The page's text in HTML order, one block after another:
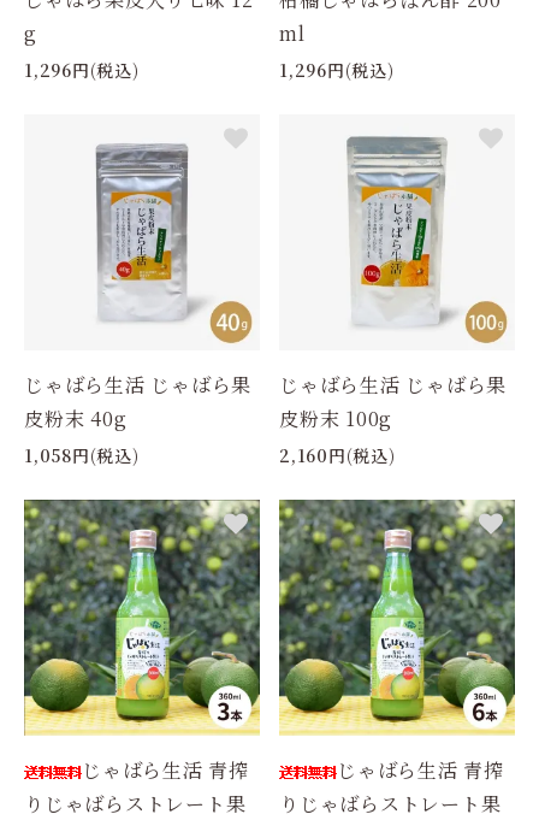
g
1,296円(税込)
ml
1,296円(税込)
じゃばら生活 じゃばら果
皮粉末 40g
1,058円(税込)
じゃばら生活 じゃばら果
皮粉末 100g
2,160円(税込)
じゃばら生活 青搾
りじゃばらストレート果
じゃばら生活 青搾
りじゃばらストレート果